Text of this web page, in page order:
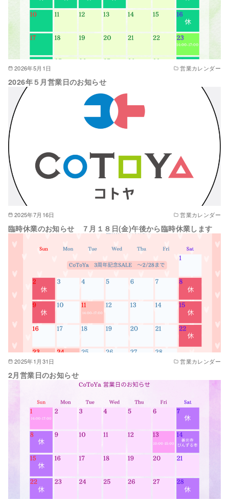
2026年5月1日 営業カレンダー
2026年５月営業日のお知らせ
2025年7月16日 営業カレンダー
臨時休業のお知らせ ７月１８日(金)午後から臨時休業します
2025年1月31日 営業カレンダー
2月営業日のお知らせ